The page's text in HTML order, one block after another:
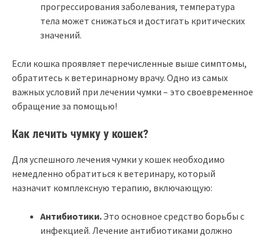
прогрессирования заболевания, температура
тела может снижаться и достигать критических
значений.
Если кошка проявляет перечисленные выше симптомы,
обратитесь к ветеринарному врачу. Одно из самых
важных условий при лечении чумки – это своевременное
обращение за помощью!
Как лечить чумку у кошек?
Для успешного лечения чумки у кошек необходимо
немедленно обратиться к ветеринару, который
назначит комплексную терапию, включающую:
Антибиотики.Это основное средство борьбы с
инфекцией. Лечение антибиотиками должно